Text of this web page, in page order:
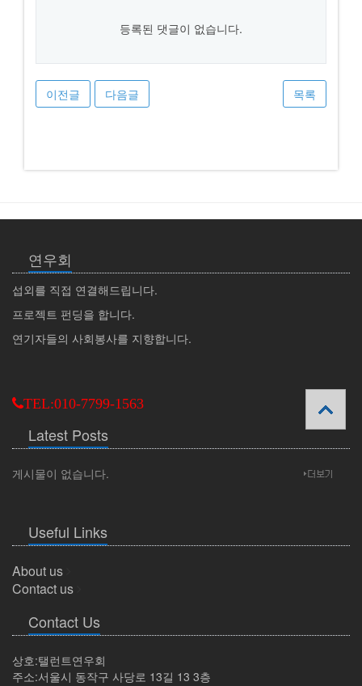
등록된 댓글이 없습니다.
이전글 다음글 목록
연우회
섭외를 직접 연결해드립니다.
프로젝트 펀딩을 합니다.
연기자들의 사회봉사를 지향합니다.
TEL:010-7799-1563
Latest Posts
게시물이 없습니다.
Useful Links
About us
Contact us
Contact Us
상호:탤런트연우회
주소:서울시 동작구 사당로 13길 13 3층